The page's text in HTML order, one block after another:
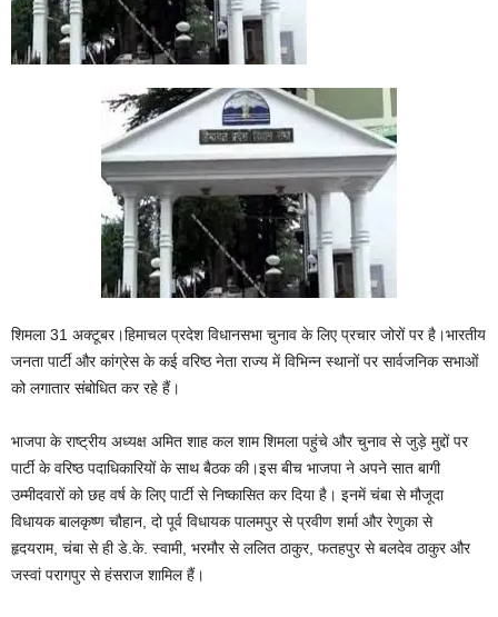
शिमला 31 अक्टूबर।हिमाचल प्रदेश विधानसभा चुनाव के लिए प्रचार जोरों पर है।भारतीय
जनता पार्टी और कांग्रेस के कई वरिष्ठ नेता राज्य में विभिन्न स्थानों पर सार्वजनिक सभाओं
को लगातार संबोधित कर रहे हैं।
भाजपा के राष्ट्रीय अध्यक्ष अमित शाह कल शाम शिमला पहुंचे और चुनाव से जुड़े मुद्दों पर
पार्टी के वरिष्ठ पदाधिकारियों के साथ बैठक की।इस बीच भाजपा ने अपने सात बागी
उम्मीदवारों को छह वर्ष के लिए पार्टी से निष्कासित कर दिया है। इनमें चंबा से मौजूदा
विधायक बालकृष्ण चौहान, दो पूर्व विधायक पालमपुर से प्रवीण शर्मा और रेणुका से
हृदयराम, चंबा से ही डे.के. स्वामी, भरमौर से ललित ठाकुर, फतहपुर से बलदेव ठाकुर और
जस्वां परागपुर से हंसराज शामिल हैं।